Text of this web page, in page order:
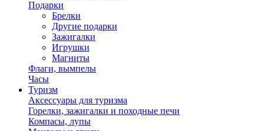
Подарки
Брелки
Другие подарки
Зажигалки
Игрушки
Магниты
Флаги, вымпелы
Часы
Туризм
Аксессуары для туризма
Горелки, зажигалки и походные печи
Компасы, лупы